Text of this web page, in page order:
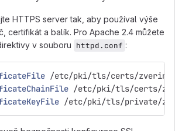
HTTPS server tak, aby používal výše
certifikát a balík. Pro Apache 2.4 můžete
v souboru httpd.conf :
/etc/pki/tls/certs/
/etc/pki/tls/certs/
/etc/pki/tls/private/